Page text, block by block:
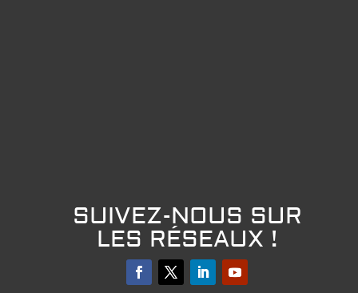
SUIVEZ-NOUS SUR
LES RÉSEAUX !